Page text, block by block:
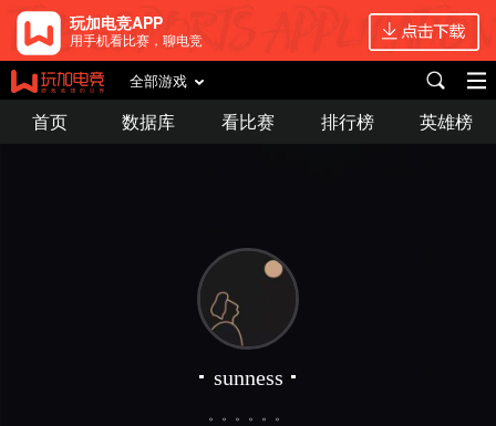
玩加电竞APP
用手机看比赛，聊电竞
全部游戏
首页 数据库 看比赛 排行榜 英雄榜
sunness
。。。。。。